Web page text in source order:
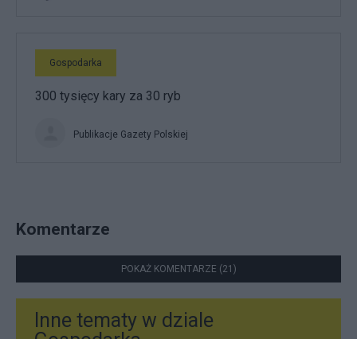
Gospodarka
300 tysięcy kary za 30 ryb
Publikacje Gazety Polskiej
Komentarze
POKAŻ KOMENTARZE (21)
Inne tematy w dziale